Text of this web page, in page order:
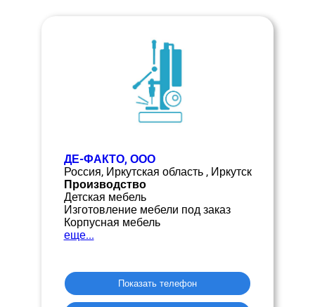
ДЕ-ФАКТО, ООО
Россия, Иркутская область , Иркутск
Производство
Детская мебель
Изготовление мебели под заказ
Корпусная мебель
еще...
Показать телефон